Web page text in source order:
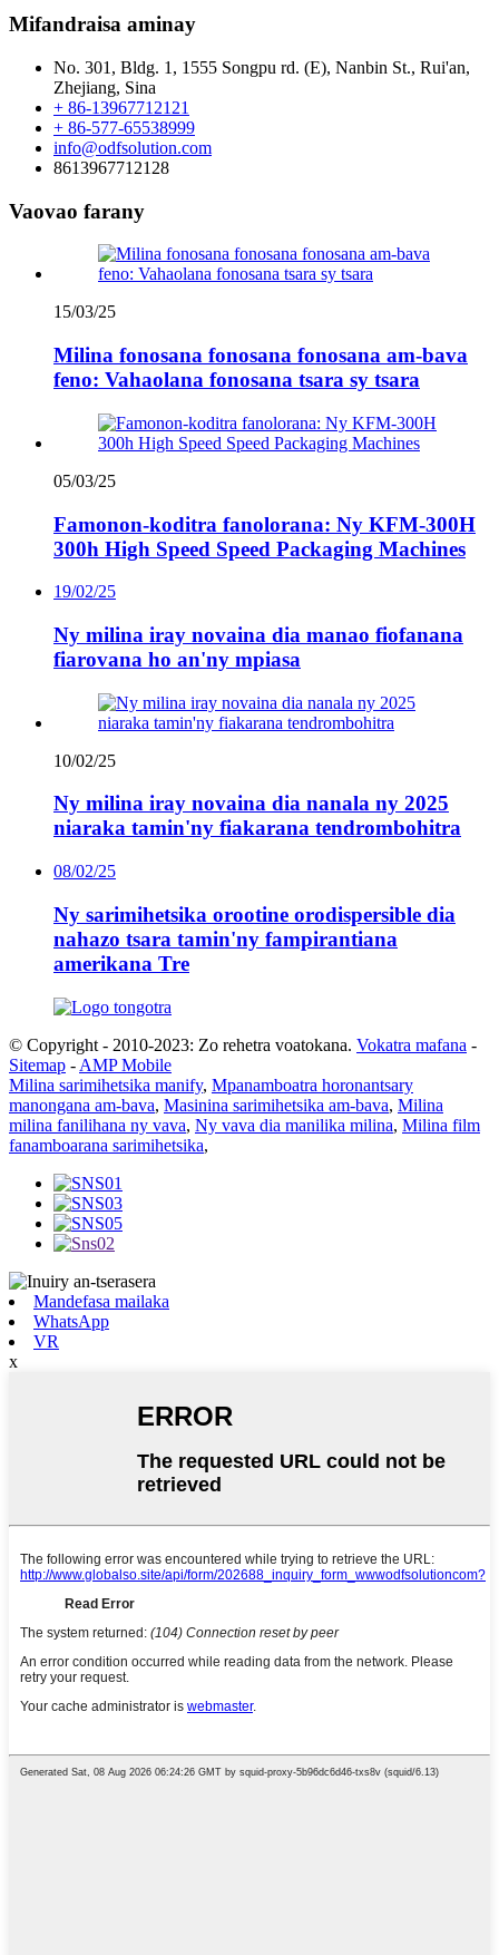
Mifandraisa aminay
No. 301, Bldg. 1, 1555 Songpu rd. (E), Nanbin St., Rui'an,
Zhejiang, Sina
+ 86-13967712121
+ 86-577-65538999
info@odfsolution.com
8613967712128
Vaovao farany
15/03/25
Milina fonosana fonosana fonosana am-bava
feno: Vahaolana fonosana tsara sy tsara
05/03/25
Famonon-koditra fanolorana: Ny KFM-300H
300h High Speed ​​Speed ​​Packaging Machines
19/02/25
Ny milina iray novaina dia manao fiofanana
fiarovana ho an'ny mpiasa
10/02/25
Ny milina iray novaina dia nanala ny 2025
niaraka tamin'ny fiakarana tendrombohitra
08/02/25
Ny sarimihetsika orootine orodispersible dia
nahazo tsara tamin'ny fampirantiana
amerikana Tre
© Copyright - 2010-2023: Zo rehetra voatokana. Vokatra mafana -
Sitemap - AMP Mobile
Milina sarimihetsika manify, Mpanamboatra horonantsary
manongana am-bava, Masinina sarimihetsika am-bava, Milina
milina fanilihana ny vava, Ny vava dia manilika milina, Milina film
fanamboarana sarimihetsika,
Mandefasa mailaka
WhatsApp
VR
x